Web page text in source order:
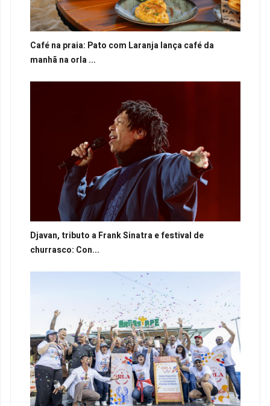
Café na praia: Pato com Laranja lança café da
manhã na orla ...
Djavan, tributo a Frank Sinatra e festival de
churrasco: Con...